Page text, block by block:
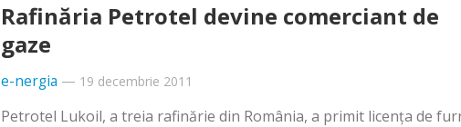
Rafinăria Petrotel devine comerciant de
gaze
e-nergia — 19 decembrie 2011
Petrotel Lukoil, a treia rafinărie din România, a primit licenţa de